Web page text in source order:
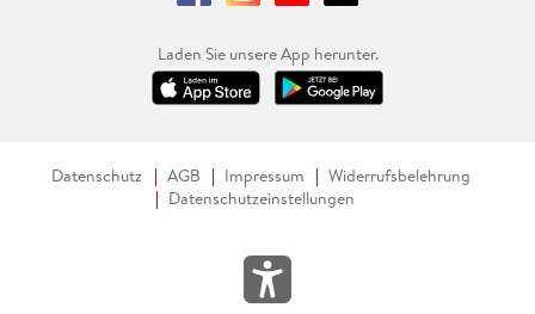
Laden Sie unsere App herunter.
Datenschutz AGB Impressum
Widerrufsbelehrung
Datenschutzeinstellungen